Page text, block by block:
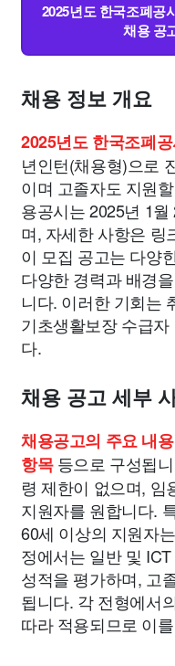
2025년도 한국조폐공
채용 공
채용 정보 개요
2025년도 한국조폐
년인턴(채용형)으로
이며 고졸자도 지원
용공시는 2025년 1
며, 자세한 사항은 링
이 모집 공고는 다양
다양한 경력과 배경
니다. 이러한 기회는
기초생활보장 수급
다.
채용 공고 세부
채용공고의 주요 내
항목등으로 구성됩
령 제한이 없으며, 임
지원자를 원합니다.
60세 이상의 지원자
정에서는 일반 및
성적을 평가하며, 고
됩니다. 각 전형에서
따라 적용되므로 이